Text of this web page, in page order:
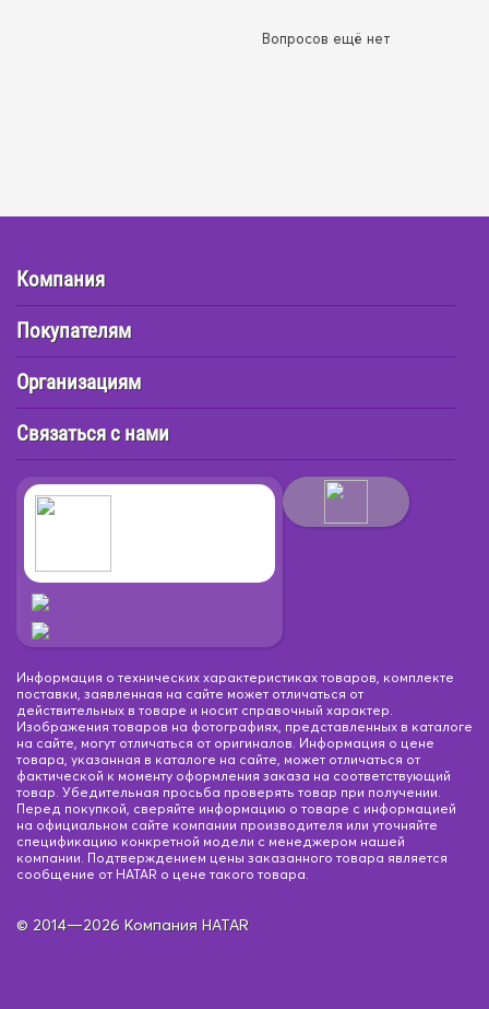
Вопросов ещё нет
Компания
Покупателям
Организациям
Связаться с нами
Информация о технических характеристиках товаров, комплекте
поставки, заявленная на сайте может отличаться от
действительных в товаре и носит справочный характер.
Изображения товаров на фотографиях, представленных в каталоге
на сайте, могут отличаться от оригиналов. Информация о цене
товара, указанная в каталоге на сайте, может отличаться от
фактической к моменту оформления заказа на соответствующий
товар. Убедительная просьба проверять товар при получении.
Перед покупкой, сверяйте информацию о товаре с информацией
на официальном сайте компании производителя или уточняйте
спецификацию конкретной модели с менеджером нашей
компании. Подтверждением цены заказанного товара является
сообщение от HATAR о цене такого товара.
© 2014—2026 Компания HATAR